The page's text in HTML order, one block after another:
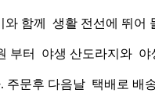
함께 생활 전선에 뛰어
부터 야생 산도라지와
주문후 다음날 택배로 배